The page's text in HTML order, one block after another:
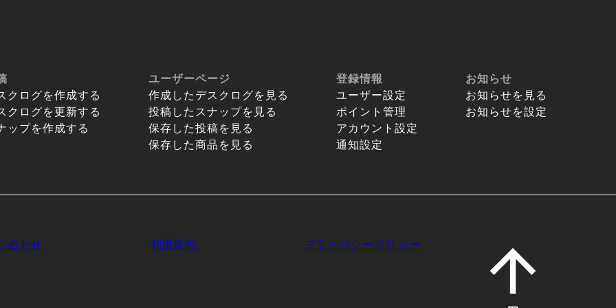
クログを作成する
クログを更新する
ップを作成する
ユーザーページ
作成したデスクログを見る
投稿したスナップを見る
保存した投稿を見る
保存した商品を見る
登録情報
ユーザー設定
ポイント管理
アカウント設定
通知設定
お知らせ
お知らせを見る
お知らせを設定
合わせ 利用規約 プライバシーポリシー